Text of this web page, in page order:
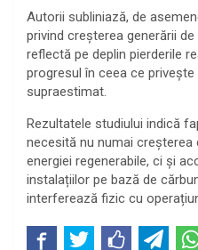
Autorii subliniază, de
privind creșterea generării
reflectă pe deplin pierderile
progresul în ceea ce
supraestimat.
Rezultatele studiului indică
necesită nu numai creșterea
energiei regenerabile, ci și
instalațiilor pe bază de
interferează fizic cu